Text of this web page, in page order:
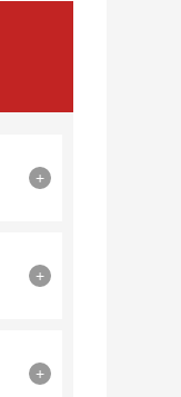
+
+
+